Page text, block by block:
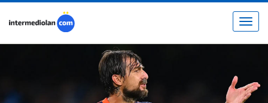
Toggle